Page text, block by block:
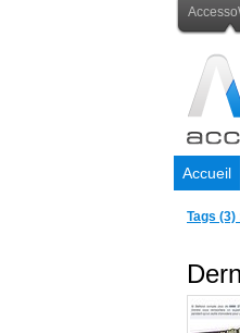
Accueil
Tags (3)